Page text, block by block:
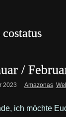
/
2023 Amazonas,
ich möchte